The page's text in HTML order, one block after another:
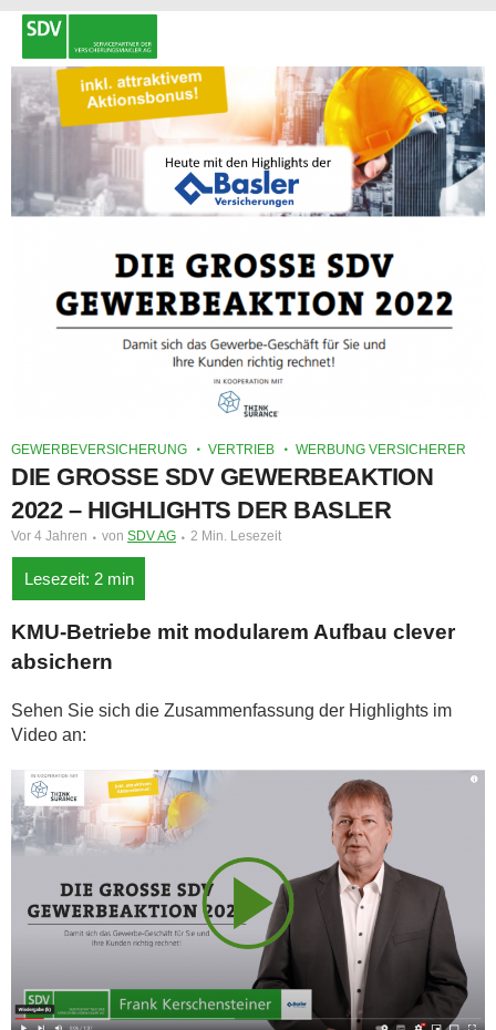
GEWERBEVERSICHERUNG VERTRIEB WERBUNG VERSICHERER
DIE GROSSE SDV GEWERBEAKTION 2
022 – HIGHLIGHTS DER BASLER
Vor 4 Jahren von SDV AG 2 Min. Lesezeit
KMU-Betriebe mit modularem Aufbau clever
absichern
Sehen Sie sich die Zusammenfassung der Highlights im
Video an: